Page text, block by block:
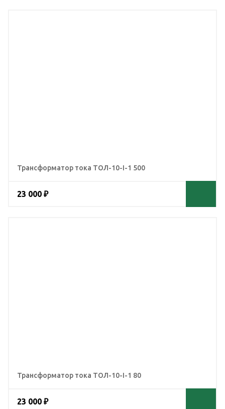
Трансформатор тока ТОЛ-10-I-1 500
23 000 ₽
Трансформатор тока ТОЛ-10-I-1 80
23 000 ₽